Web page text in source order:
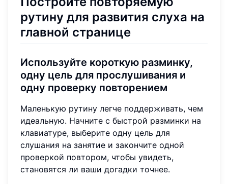
рутину для развития слуха на
главной странице
Используйте короткую разминку,
одну цель для прослушивания и
одну проверку повторением
Маленькую рутину легче поддерживать, чем
идеальную. Начните с быстрой разминки на
клавиатуре, выберите одну цель для
слушания на занятие и закончите одной
проверкой повтором, чтобы увидеть,
становятся ли ваши догадки точнее.